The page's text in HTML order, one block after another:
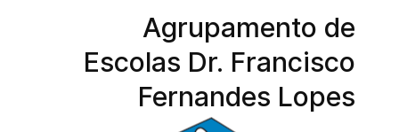
Agrupamento de
Escolas Dr. Francisco
Fernandes Lopes